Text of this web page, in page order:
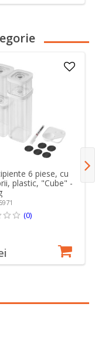
6 piese, cu
plastic, "Cube" -
(0)